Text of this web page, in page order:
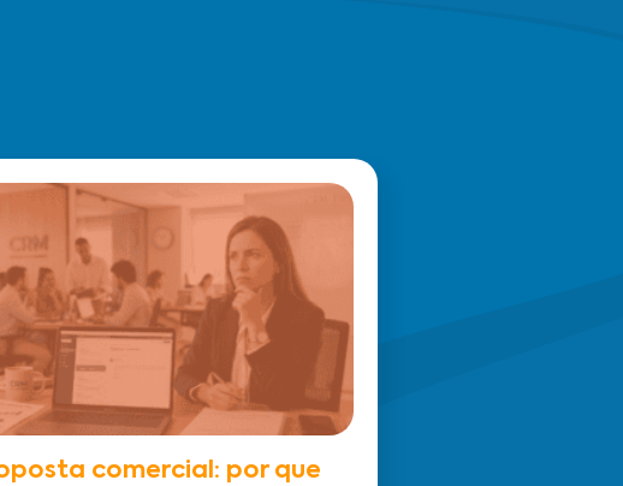
comercial: por que